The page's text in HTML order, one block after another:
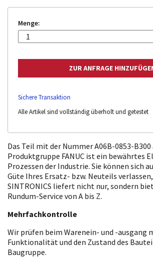
Menge:
Sichere Transaktion
Alle Artikel sind vollständig überholt und getestet
Das Teil mit der Nummer A06B-0853-B300
Produktgruppe FANUC ist ein bewährtes
Prozessen der Industrie. Sie können sich
Güte Ihres Ersatz- bzw. Neuteils
SINTRONICS liefert nicht nur, sondern
Rundum-Service von A bis Z.
Mehrfachkontrolle
Wir prüfen beim Warenein- und -ausgang
Funktionalität und den Zustand des
Baugruppe.